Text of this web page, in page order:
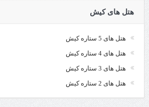
هتل های کیش
هتل های 5 ستاره کیش
هتل های 4 ستاره کیش
هتل های 3 ستاره کیش
هتل های 2 ستاره کیش